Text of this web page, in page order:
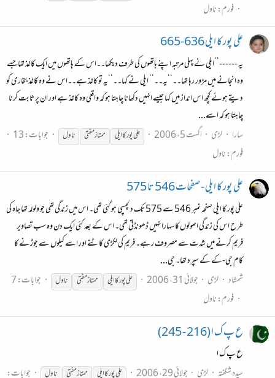
فورم:ناول
علی پور کا ایلی 636-665
یہ ------‘‘ایلی نے پہلی مرتبہ اپنے ہاتھوں کی طرف دیکھا۔۔اس کے ہاتھوں میں ایک کاغذ تھا جسے
وہ انجانے میں مڑور رہا تھا۔۔‘‘یہ۔۔‘‘ ایلی نے کہا۔۔‘‘یہ تو کاغذ ہے۔۔اس نے وہ کاغذ بخاری کو
دیتے ہوئے کچھ اس انداز میں کہا جیسے انہیں دکھانا چاہتا ہو کہ واقعی وہ کاغذ ہے اور ان پر ثابت کرنا
چاہتا ہو کہ اسے...
سارا
لڑی اگست 5، 2006 علی پور کا ایلی ممتازمفتی ناول
جوابات: 13
فورم:ناول
علی پور کا ایلی - صفحات 546 تا 575
علی پور کا ایلی صفحہ نمبر 546 سے 575 تک دلچسپی ہو گئی تھی۔ اس میں زندگی تھی جو ولولہ تھا جاہ کی
طرح اس کی زندگی اصولوں کا سہارا نہیں ڈھونڈتی تھی۔ اس کے بعد کئی ایک دن وہ سب تصاویر
فریم کرنے میں شدت سے مصروف رہے۔ فریم کی لکڑی کاٹنے اور اسے کیلوں سے جوڑنے کا
کام جی-کے کے سپرد تھا۔ جی...
شمشاد لڑی جولائی 31، 2006 علی پور کا ایلی ممتازمفتی ناول
جوابات: 7
فورم:ناول
ع پ ک ا (216 - 245)
ع پ ک ا
سیدہ شگفتہ لڑی جولائی 29، 2006 علی پور کا ایلی ممتازمفتی ناول
جوابات: